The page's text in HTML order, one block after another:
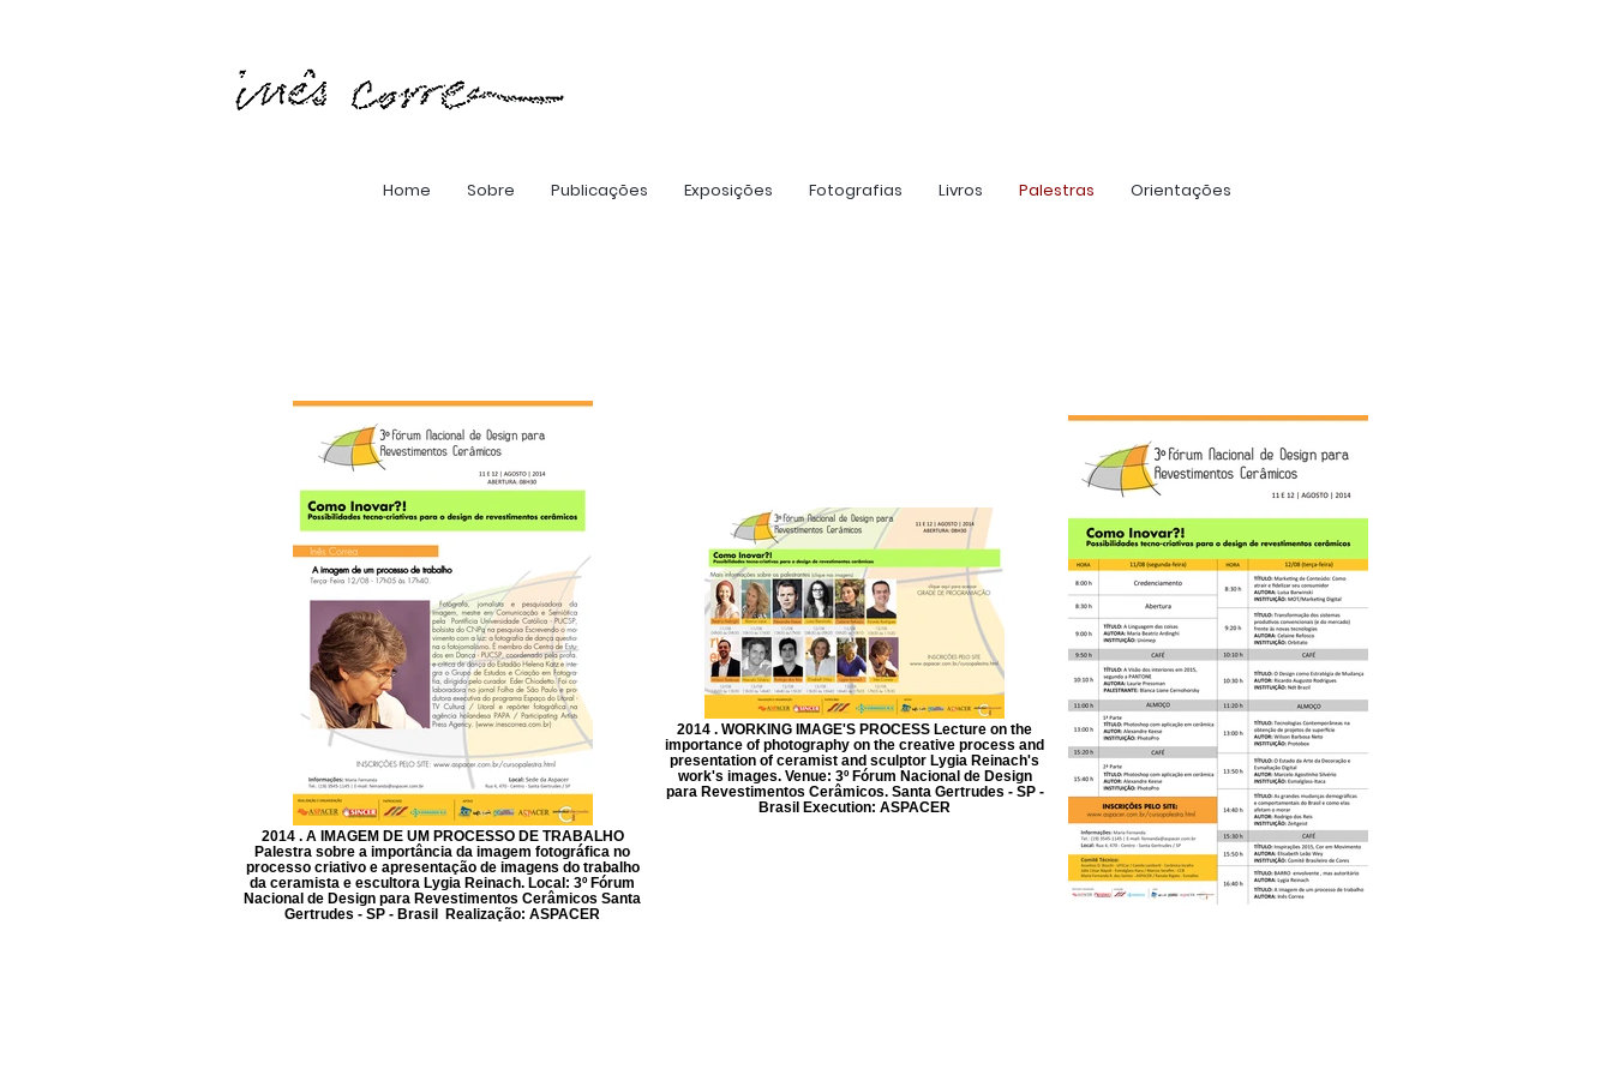
2014 . A IMAGEM DE UM PROCESSO DE TRABALHO
Palestra sobre a importância da imagem fotográfica no
processo criativo e apresentação de imagens do trabalho
da ceramista e escultora Lygia Reinach. Local: 3º Fórum
Nacional de Design para Revestimentos Cerâmicos Santa
Gertrudes - SP - Brasil Realização: ASPACER
2014 . WORKING IMAGE'S PROCESS Lecture on the
importance of photography on the creative process and
presentation of ceramist and sculptor Lygia Reinach's
work's images. Venue: 3º Fórum Nacional de Design
para Revestimentos Cerâmicos. Santa Gertrudes - SP -
Brasil Execution: ASPACER
Home Sobre Publicações Exposições Fotografias Livros Palestras Orientações